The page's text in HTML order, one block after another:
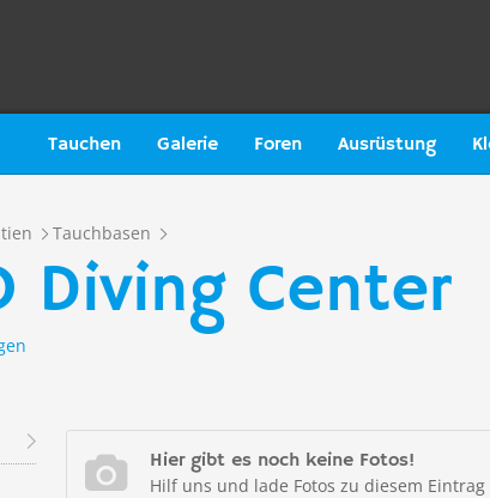
Tauchen Galerie Foren Ausrüstung
Tauchbasen
Diving Center
Hier gibt es noch keine Fotos!
Hilf uns und lade Fotos zu diesem Eintrag